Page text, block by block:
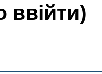
ввійти)